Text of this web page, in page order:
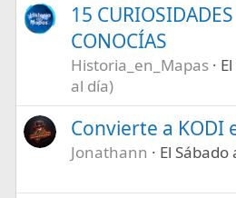
15
CONOCÍAS
Historia_en_Mapas
al día)
Convierte a KODI
Jonathann El Sábado